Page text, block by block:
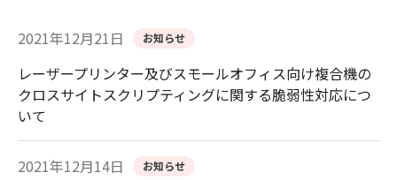
2021年12月21日 お知らせ
レーザープリンター及びスモールオフィス向け複合機の
クロスサイトスクリプティングに関する脆弱性対応につ
いて
2021年12月14日 お知らせ